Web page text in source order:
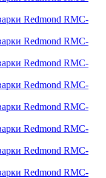
Redmond RMC-
Redmond RMC-
Redmond RMC-
Redmond RMC-
Redmond RMC-
Redmond RMC-
Redmond RMC-
Redmond RMC-